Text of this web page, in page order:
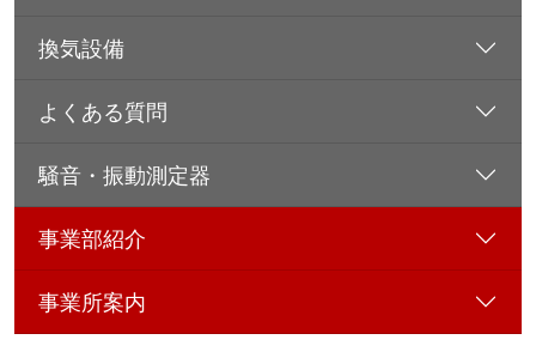
換気設備
よくある質問
騒音・振動測定器
事業部紹介
事業所案内